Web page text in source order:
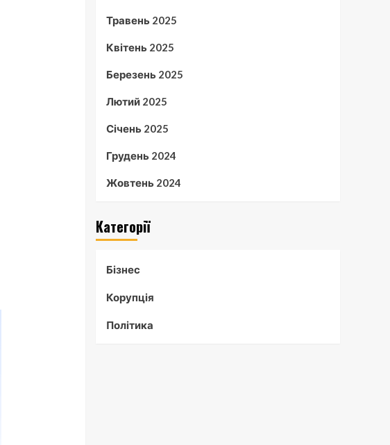
Травень 2025
Квітень 2025
Березень 2025
Лютий 2025
Січень 2025
Грудень 2024
Жовтень 2024
Категорії
Бізнес
Корупція
Політика